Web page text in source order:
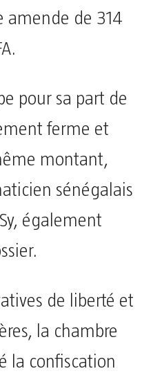
amende de 314
pour sa part de
ferme et
montant,
sénégalais
également
de liberté et
la chambre
la confiscation